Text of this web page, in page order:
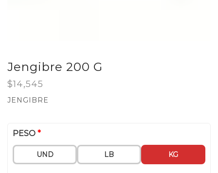
Jengibre 200 G
$14,545
JENGIBRE
PESO *
UND LB KG